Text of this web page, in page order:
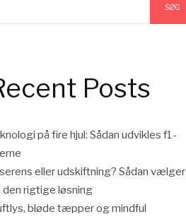
SØG
Posts
på fire hjul: Sådan udvikles f1-
eller udskiftning? Sådan vælger
den rigtige løsning
bløde tæpper og mindful